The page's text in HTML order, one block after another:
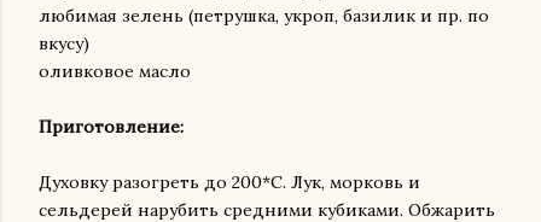
любимая зелень (петрушка, укроп, базилик и пр. по
вкусу)
оливковое масло
Приготовление:
Духовку разогреть до 200*С. Лук, морковь и
сельдерей нарубить средними кубиками. Обжарить